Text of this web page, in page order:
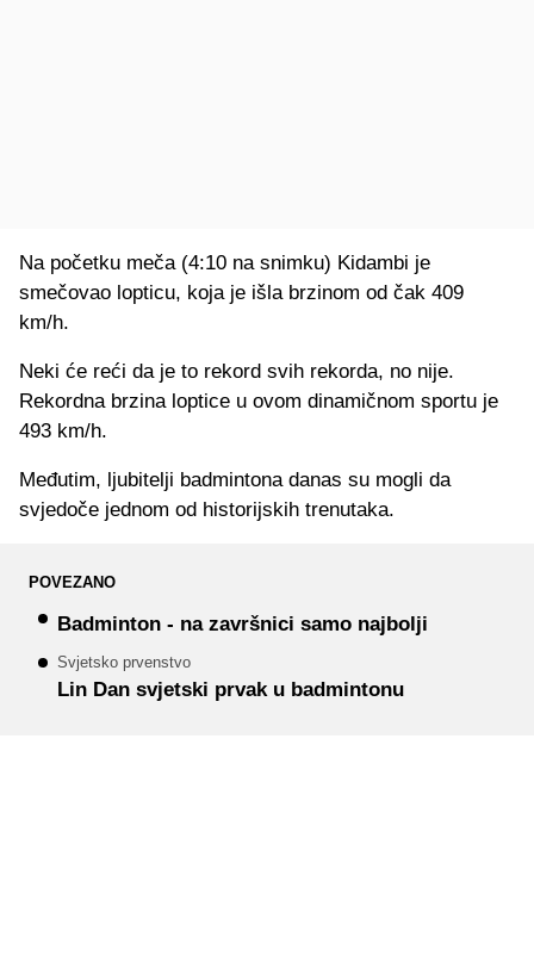
Na početku meča (4:10 na snimku) Kidambi je
smečovao lopticu, koja je išla brzinom od čak 409
km/h.
Neki će reći da je to rekord svih rekorda, no nije.
Rekordna brzina loptice u ovom dinamičnom sportu je
493 km/h.
Međutim, ljubitelji badmintona danas su mogli da
svjedoče jednom od historijskih trenutaka.
POVEZANO
Badminton - na završnici samo najbolji
Svjetsko prvenstvo
Lin Dan svjetski prvak u badmintonu